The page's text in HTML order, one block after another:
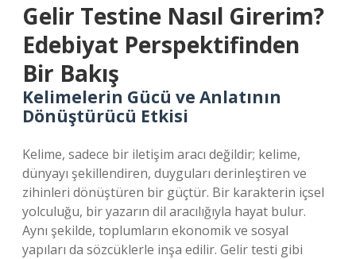
Gelir Testine Nasıl Girerim?
Edebiyat Perspektifinden
Bir Bakış
Kelimelerin Gücü ve Anlatının
Dönüştürücü Etkisi
Kelime, sadece bir iletişim aracı değildir; kelime,
dünyayı şekillendiren, duyguları derinleştiren ve
zihinleri dönüştüren bir güçtür. Bir karakterin içsel
yolculuğu, bir yazarın dil aracılığıyla hayat bulur.
Aynı şekilde, toplumların ekonomik ve sosyal
yapıları da sözcüklerle inşa edilir. Gelir testi gibi